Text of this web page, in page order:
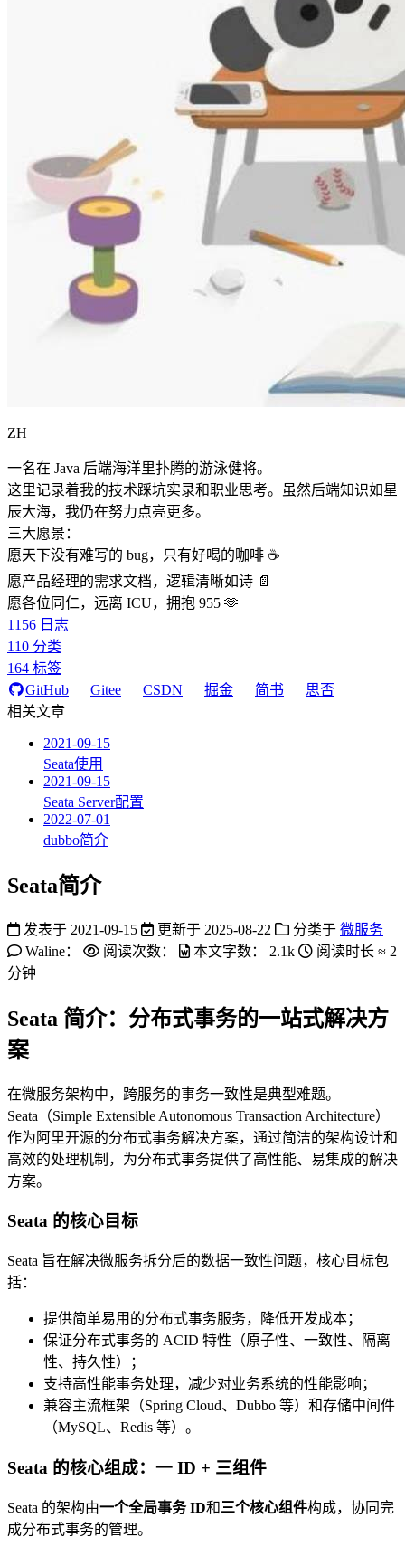
ZH
一名在 Java 后端海洋里扑腾的游泳健将。
这里记录着我的技术踩坑实录和职业思考。虽然后端知识如星
辰大海，我仍在努力点亮更多。
三大愿景：
愿天下没有难写的 bug，只有好喝的咖啡 ☕️
愿产品经理的需求文档，逻辑清晰如诗 📄
愿各位同仁，远离 ICU，拥抱 955 🫶
1156 日志
110 分类
164 标签
GitHub
Gitee CSDN 掘金 简书
思否
相关文章
2021-09-15
Seata使用
2021-09-15
Seata Server配置
2022-07-01
dubbo简介
Seata简介
发表于 2021-09-15 更新于 2025-08-22 分类于 微服务
Waline：
阅读次数： 本文字数： 2.1k 阅读时长 ≈ 2
分钟
Seata 简介：分布式事务的一站式解决方
案
在微服务架构中，跨服务的事务一致性是典型难题。
Seata（Simple Extensible Autonomous Transaction Architecture）
作为阿里开源的分布式事务解决方案，通过简洁的架构设计和
高效的处理机制，为分布式事务提供了高性能、易集成的解决
方案。
Seata 的核心目标
Seata 旨在解决微服务拆分后的数据一致性问题，核心目标包
括：
提供简单易用的分布式事务服务，降低开发成本；
保证分布式事务的 ACID 特性（原子性、一致性、隔离
性、持久性）；
支持高性能事务处理，减少对业务系统的性能影响；
兼容主流框架（Spring Cloud、Dubbo 等）和存储中间件
（MySQL、Redis 等）。
Seata 的核心组成：一 ID + 三组件
Seata 的架构由一个全局事务 ID和三个核心组件构成，协同完
成分布式事务的管理。